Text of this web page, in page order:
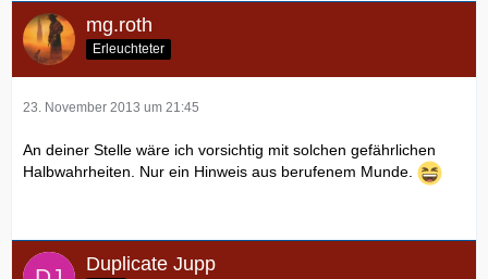
mg.roth
Erleuchteter
23. November 2013 um 21:45
An deiner Stelle wäre ich vorsichtig mit solchen gefährlichen
Halbwahrheiten. Nur ein Hinweis aus berufenem Munde.
Duplicate Jupp